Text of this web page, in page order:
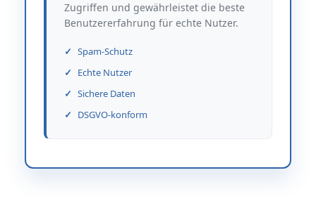
Zugriffen und gewährleistet die beste
Benutzererfahrung für echte Nutzer.
Spam-Schutz
Echte Nutzer
Sichere Daten
DSGVO-konform